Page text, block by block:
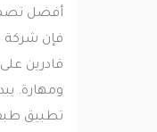
أفضل تصميمات
فإن شركة
قادرين على
ومهارة. يبدأ
تطبيق طبقات